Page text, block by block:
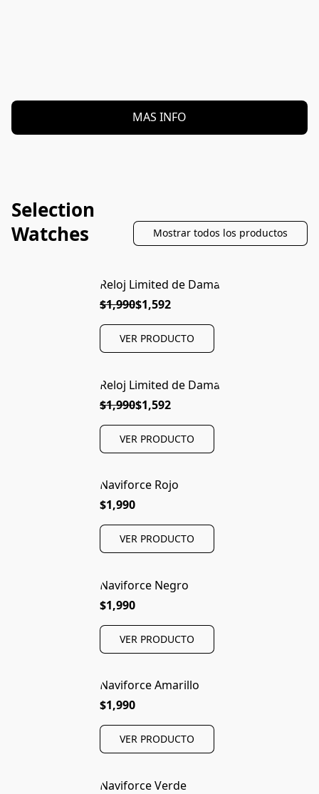
MAS INFO
Selection
Watches
Mostrar todos los productos
Reloj Limited de Dama
$1,990$1,592
VER PRODUCTO
Reloj Limited de Dama
$1,990$1,592
VER PRODUCTO
Naviforce Rojo
$1,990
VER PRODUCTO
Naviforce Negro
$1,990
VER PRODUCTO
Naviforce Amarillo
$1,990
VER PRODUCTO
Naviforce Verde